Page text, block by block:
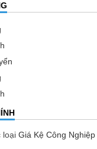
loại Giá Kệ Công Nghiệp